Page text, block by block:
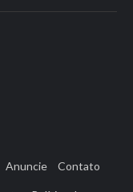
Anuncie Contato